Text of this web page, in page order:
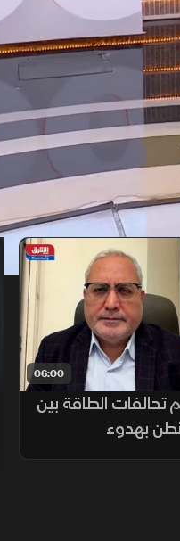
06:00
تحالفات الطاقة بين
بهدوء